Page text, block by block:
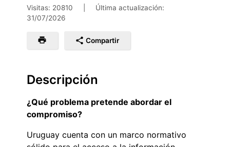
Visitas: 20810
Última actualización:
31/07/2026
Compartir
Descripción
¿Qué problema pretende abordar el
compromiso?
Uruguay cuenta con un marco normativo